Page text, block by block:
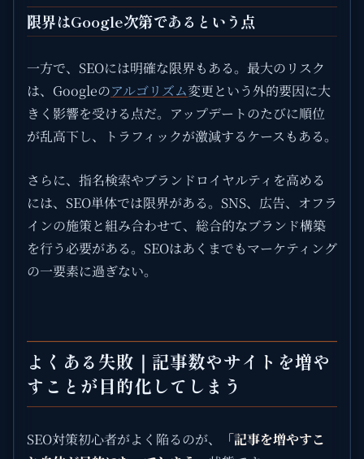
限界はGoogle次第であるという点
一方で、SEOには明確な限界もある。最大のリスク
は、Googleのアルゴリズム変更という外的要因に大
きく影響を受ける点だ。アップデートのたびに順位
が乱高下し、トラフィックが激減するケースもある。
さらに、指名検索やブランドロイヤルティを高める
には、SEO単体では限界がある。SNS、広告、オフラ
インの施策と組み合わせて、総合的なブランド構築
を行う必要がある。SEOはあくまでもマーケティング
の一要素に過ぎない。
よくある失敗｜記事数やサイトを増や
すことが目的化してしまう
SEO対策初心者がよく陥るのが、
「記事を増やすこ